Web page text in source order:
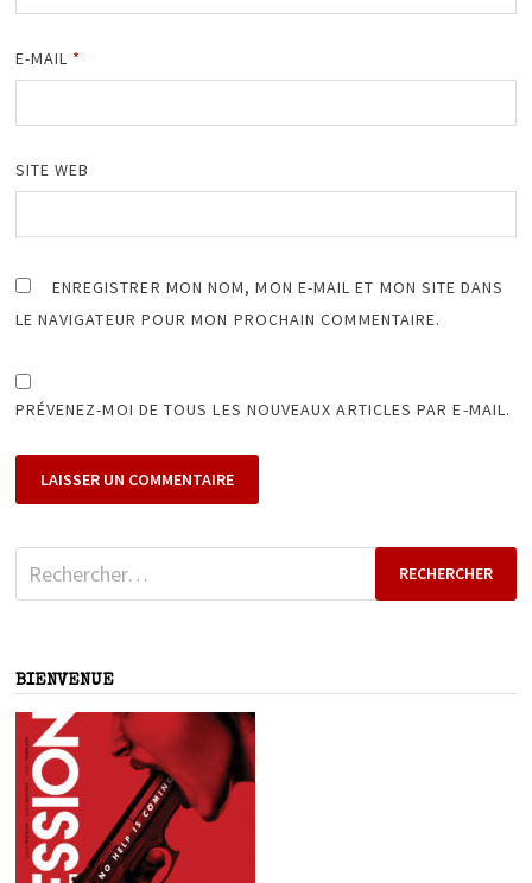
E-MAIL *
SITE WEB
ENREGISTRER MON NOM, MON E-MAIL ET MON SITE DANS
LE NAVIGATEUR POUR MON PROCHAIN COMMENTAIRE.
PRÉVENEZ-MOI DE TOUS LES NOUVEAUX ARTICLES PAR E-MAIL.
Rechercher :
BIENVENUE